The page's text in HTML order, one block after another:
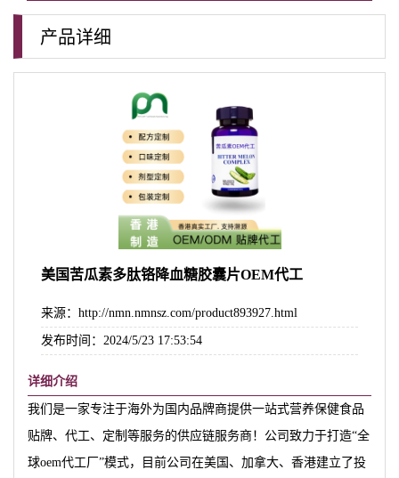
产品详细
美国苦瓜素多肽铬降血糖胶囊片OEM代工
来源：http://nmn.nmnsz.com/product893927.html
发布时间：2024/5/23 17:53:54
详细介绍
我们是一家专注于海外为国内品牌商提供一站式营养保健食品
贴牌、代工、定制等服务的供应链服务商！公司致力于打造“全
球oem代工厂”模式，目前公司在美国、加拿大、香港建立了投